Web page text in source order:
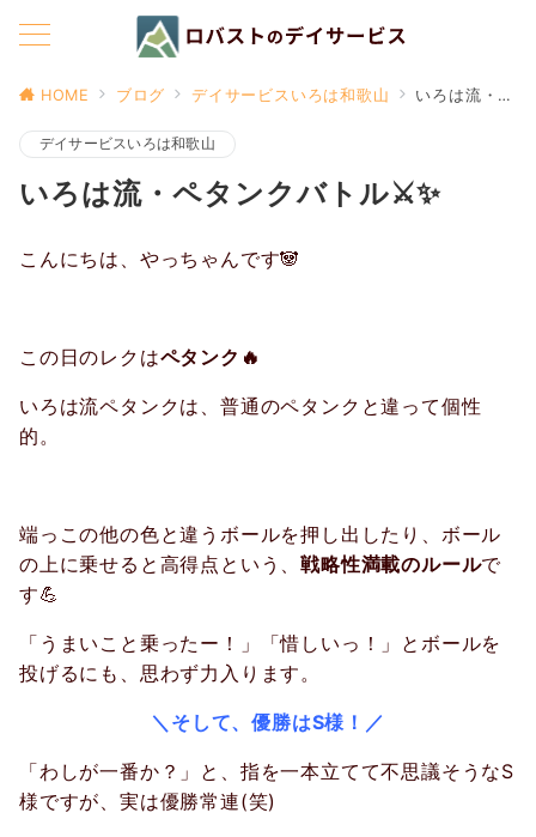
HOME ブログ デイサービスいろは和歌山 いろは流・ペタンクバトル⚔️✨
デイサービスいろは和歌山
いろは流・ペタンクバトル⚔️✨
こんにちは、やっちゃんです🐼
この日のレクはペタンク🔥
いろは流ペタンクは、普通のペタンクと違って個性
的。
端っこの他の色と違うボールを押し出したり、ボール
の上に乗せると高得点という、戦略性満載のルールで
す💪
「うまいこと乗ったー！」「惜しいっ！」とボールを
投げるにも、思わず力入ります。
＼そして、優勝はS様！／
「わしが一番か？」と、指を一本立てて不思議そうなS
様ですが、実は優勝常連(笑)